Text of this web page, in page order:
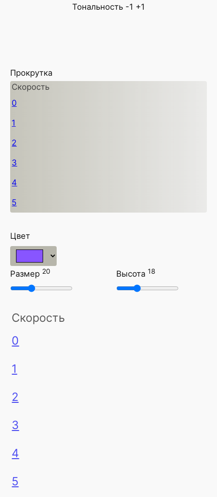
Тональность -1 +1
Прокрутка
Скорость
0
1
2
3
4
5
Цвет
Размер 20 Высота18
Скорость
0
1
2
3
4
5